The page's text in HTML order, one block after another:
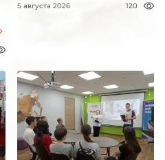
5 августа 2026 120